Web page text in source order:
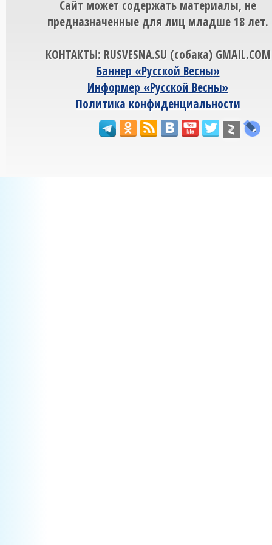
Сайт может содержать материалы, не
предназначенные для лиц младше 18 лет.
КОНТАКТЫ: RUSVESNA.SU (собака) GMAIL.COM
Баннер «Русской Весны»
Информер «Русской Весны»
Политика конфиденциальности